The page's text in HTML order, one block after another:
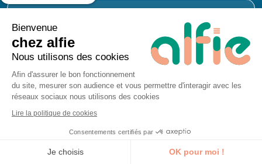
traitées par alfie pour donner suite à votre demande de
contact et dans le cadre de nos activités de prospection.
Bienvenue
chez alfie
Nous utilisons des cookies
Afin d'assurer le bon fonctionnement
du site, mesurer son audience et vous permettre d'interagir avec les
réseaux sociaux nous utilisons des cookies
Lire la politique de cookies
Consentements certifiés par
Je choisis OK pour moi !